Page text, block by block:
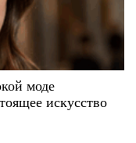
моде
искусство